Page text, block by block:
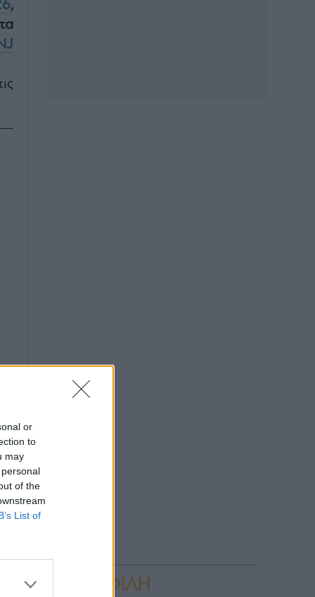
or
to
may
of the
List of
,
ΔΗΜΟΦΙΛΗ